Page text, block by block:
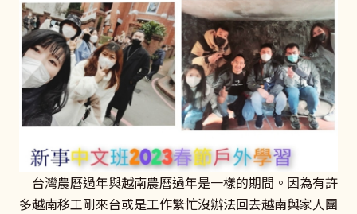
台灣農曆過年與越南農曆過年是一樣的期間。因為有許
多越南移工剛來台或是工作繁忙沒辦法回去越南與家人團